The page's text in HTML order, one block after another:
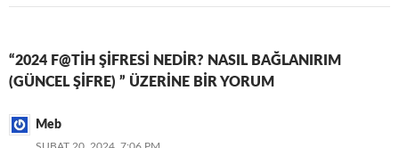
“2024 F@TIH ŞIFRESI NEDIR? NASIL BAĞLANIRIM
(GÜNCEL ŞIFRE) ” ÜZERINE BIR YORUM
Meb